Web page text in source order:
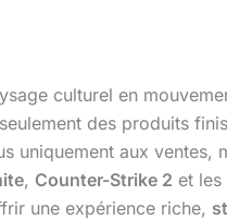
culturel en
des produits
uniquement aux ventes,
, Counter-Strike 2 et les
une expérience riche,